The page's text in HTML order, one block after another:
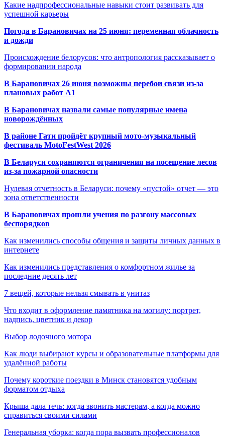
Какие надпрофессиональные навыки стоит развивать для
успешной карьеры
Погода в Барановичах на 25 июня: переменная облачность
и дожди
Происхождение белорусов: что антропология рассказывает о
формировании народа
В Барановичах 26 июня возможны перебои связи из-за
плановых работ A1
В Барановичах назвали самые популярные имена
новорождённых
В районе Гати пройдёт крупный мото-музыкальный
фестиваль MotoFestWest 2026
В Беларуси сохраняются ограничения на посещение лесов
из-за пожарной опасности
Нулевая отчетность в Беларуси: почему «пустой» отчет — это
зона ответственности
В Барановичах прошли учения по разгону массовых
беспорядков
Как изменились способы общения и защиты личных данных в
интернете
Как изменились представления о комфортном жилье за
последние десять лет
7 вещей, которые нельзя смывать в унитаз
Что входит в оформление памятника на могилу: портрет,
надпись, цветник и декор
Выбор лодочного мотора
Как люди выбирают курсы и образовательные платформы для
удалённой работы
Почему короткие поездки в Минск становятся удобным
форматом отдыха
Крыша дала течь: когда звонить мастерам, а когда можно
справиться своими силами
Генеральная уборка: когда пора вызвать профессионалов